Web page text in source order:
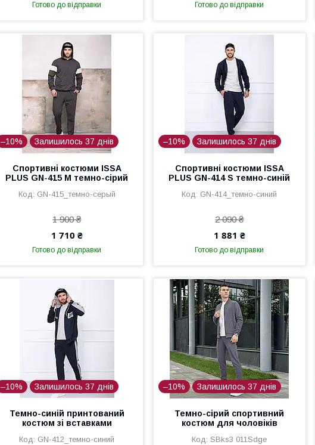
Готово до відправки Готово до відправки
–10% Залишилось 37 днів
Спортивні костюми ISSA
PLUS GN-415 M темно-сірий
GN-415_темно-серый
1 900 ₴
1 710 ₴
Готово до відправки
–10% Залишилось 37 днів
Спортивні костюми ISSA
PLUS GN-414 S темно-синій
GN-414_темно-синий
2 090 ₴
1 881 ₴
Готово до відправки
–10% Залишилось 37 днів
Темно-синій принтований
костюм зі вставками
GN-412_темно-синий
–10% Залишилось 37 днів
Темно-сірий спортивний
костюм для чоловіків
SBks3 011Sdge